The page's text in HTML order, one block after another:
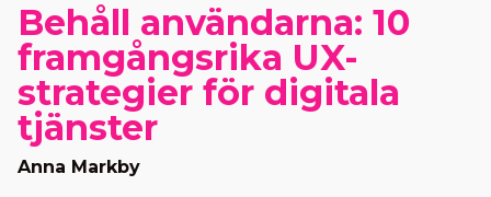
Behåll användarna: 10
framgångsrika UX-
strategier för digitala
tjänster
Anna Markby